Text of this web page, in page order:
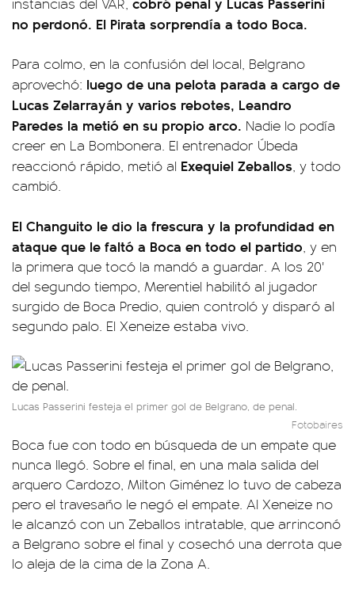
no perdonó. El Pirata sorprendía a todo Boca.
Para colmo, en la confusión del local, Belgrano
aprovechó: luego de una pelota parada a cargo de
Lucas Zelarrayán y varios rebotes, Leandro
Paredes la metió en su propio arco. Nadie lo podía
creer en La Bombonera. El entrenador Úbeda
reaccionó rápido, metió al Exequiel Zeballos, y todo
cambió.
El Changuito le dio la frescura y la profundidad en
ataque que le faltó a Boca en todo el partido, y en
la primera que tocó la mandó a guardar. A los 20'
del segundo tiempo, Merentiel habilitó al jugador
surgido de Boca Predio, quien controló y disparó al
segundo palo. El Xeneize estaba vivo.
Lucas Passerini festeja el primer gol de Belgrano, de penal.
Fotobaires
Boca fue con todo en búsqueda de un empate que
nunca llegó. Sobre el final, en una mala salida del
arquero Cardozo, Milton Giménez lo tuvo de cabeza
pero el travesaño le negó el empate. Al Xeneize no
le alcanzó con un Zeballos intratable, que arrinconó
a Belgrano sobre el final y cosechó una derrota que
lo aleja de la cima de la Zona A.